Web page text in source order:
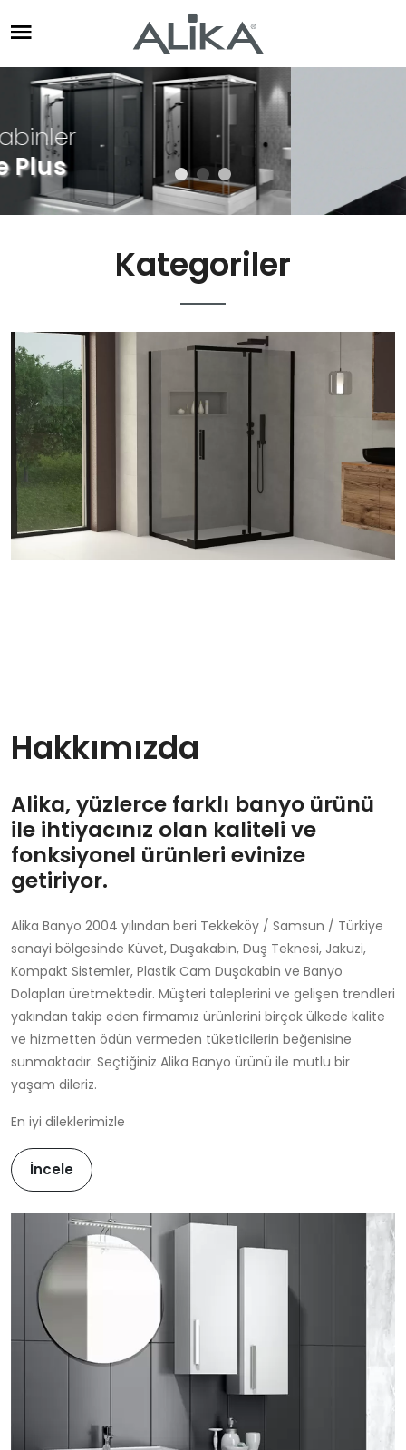
Özel Tasarım Küvetler
Kategoriler
Hakkımızda
Alika, yüzlerce farklı banyo ürünü
ile ihtiyacınız olan kaliteli ve
fonksiyonel ürünleri evinize
getiriyor.
Alika Banyo 2004 yılından beri Tekkeköy / Samsun / Türkiye
sanayi bölgesinde Küvet, Duşakabin, Duş Teknesi, Jakuzi,
Kompakt Sistemler, Plastik Cam Duşakabin ve Banyo
Dolapları üretmektedir. Müşteri taleplerini ve gelişen trendleri
yakından takip eden firmamız ürünlerini birçok ülkede kalite
ve hizmetten ödün vermeden tüketicilerin beğenisine
sunmaktadır. Seçtiğiniz Alika Banyo ürünü ile mutlu bir
yaşam dileriz.
En iyi dileklerimizle
İncele